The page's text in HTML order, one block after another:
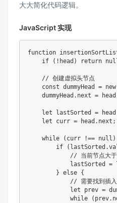
大大简化代码逻辑。
JavaScript 实现
function
if
( ! head ) return
// 创建虚拟头节点
const dummyHead = new
    dummyHead
. next = head
let lastSorted = head
let curr = head . next ;
while ( curr !== null )
if
( lastSorted .
// 当前节点大于
            lastSorted
=
} else {
// 需要找到插
let prev =
while
( prev.